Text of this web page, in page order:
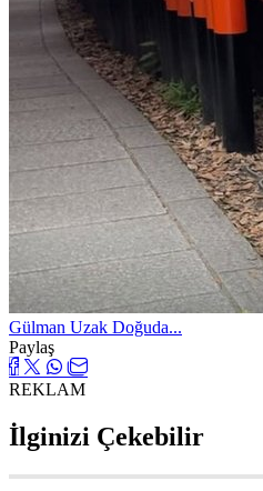
Gülman Uzak Doğuda...
Paylaş
REKLAM
İlginizi Çekebilir